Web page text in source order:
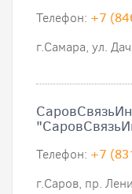
Телефон: +7
г.Самара, ул.
Телефон: +7
г.Саров, пр.